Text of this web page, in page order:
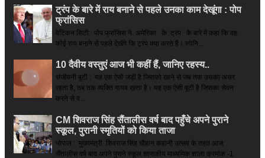
ट्रंप के बारे में राय बनाने से पहले उनका काम देखूंगा : पोप
फ्रांसिस
वेटिकन सिटी: पोप फ्रांसिस ने अमेरिका के ट्रंप के बारे में कहा कि वह
कोई राय बनाने से पहले देखेंगे कि ट्रंप क्या करते हैं। स्पेनि...
10 दैवीय वस्तुएं आज भी कहीं हैं, जानिए रहस्य..
संजीवनी बूटी : यह एक ऐसी जड़ी है जिसको खाने से जब तक उसका असर
रहता है, तब तक व्यक्ति गायब रहता है। यह एक ऐसी बूटी है जिसका सेवन
करने से व...
CM शिवराज सिंह सैंतालीस वर्ष बाद पहुँचे अपने पुराने
स्कूल, पुरानी स्मृतियों को किया ताजा
भोपाल : मुख्यमंत्री शिवराज सिंह चौहान कहानी उत्सव के तहत आज
सैंतालीस वर्ष बाद अपने पुराने स्कूल शासकीय माध्यमिक शाला क्रमांक -1